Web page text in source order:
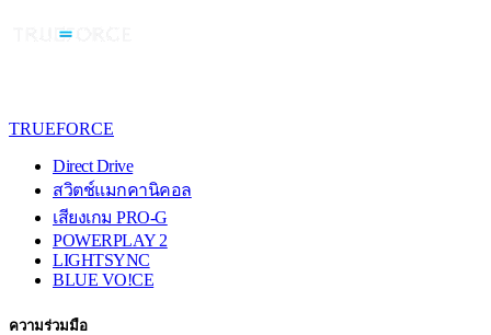
TRUEFORCE
Direct Drive
สวิตช์แมกคานิคอล
เสียงเกม PRO-G
POWERPLAY 2
LIGHTSYNC
BLUE VO!CE
ความร่วมมือ